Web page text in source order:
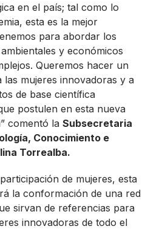
en el país; tal como lo
esta es la mejor
para abordar los
y económicos
Queremos hacer un
las mujeres innovadoras y a
de base científica
postulen en esta nueva
comentó la Subsecretaria
Conocimiento e
Torrealba.
de mujeres, esta
la conformación de una red
sirvan de referencias para
innovadoras de todo el